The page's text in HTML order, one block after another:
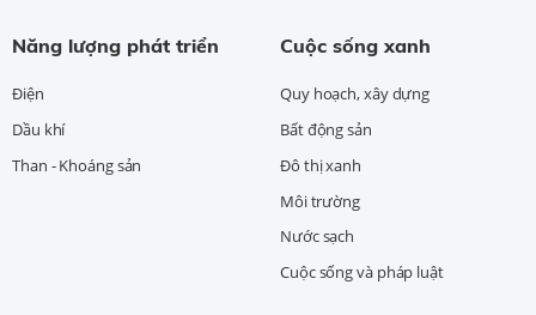
Năng lượng phát triển
Điện
Dầu khí
Than - Khoáng sản
Cuộc sống xanh
Quy hoạch, xây dựng
Bất động sản
Đô thị xanh
Môi trường
Nước sạch
Cuộc sống và pháp luật